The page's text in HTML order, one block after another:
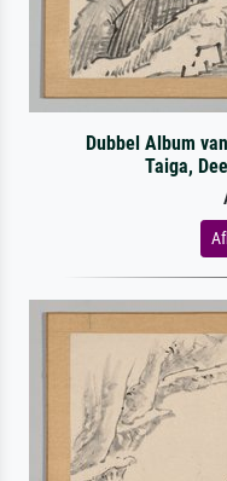
Dubbel Album
Taiga,